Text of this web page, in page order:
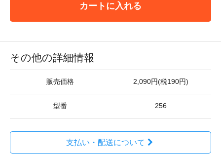
カートに入れる
その他の詳細情報
販売価格 2,090円(税190円)
型番 256
支払い・配送について